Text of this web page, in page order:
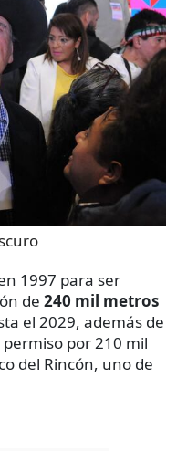
1997 para ser
de 240 mil metros
el 2029, además de
por 210 mil
del Rincón, uno de